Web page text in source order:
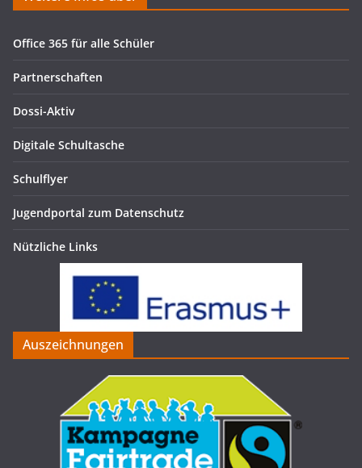
Office 365 für alle Schüler
Partnerschaften
Dossi-Aktiv
Digitale Schultasche
Schulflyer
Jugendportal zum Datenschutz
Nützliche Links
Auszeichnungen